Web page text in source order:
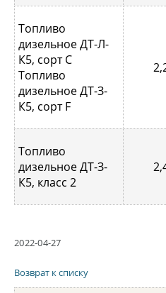
Топливо
дизельное ДТ-Л-
К5, сорт С
Топливо
дизельное ДТ-З-
К5, сорт F
Топливо
дизельное ДТ-З-
К5, класс 2
2022-04-27
Возврат к списку